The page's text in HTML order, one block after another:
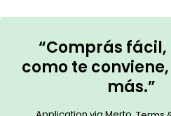
“Comprás
como te
más.”